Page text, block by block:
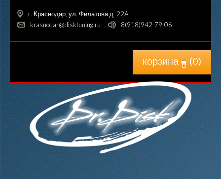
г. Краснодар, ул. Филатова д. 22A
krasnodar@disktuning.ru
8(918)942-79-06
корзина (0)